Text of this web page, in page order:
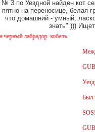
№ 3 по Уездной найден кот
пятно на переносице, белая
что домашний - умный,
знать" )))
лабрадор. кобель.
Был
SOS!